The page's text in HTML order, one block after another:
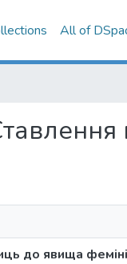
All of
до явища